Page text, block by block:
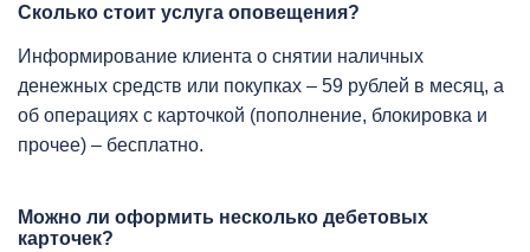
Сколько стоит услуга оповещения?
Информирование клиента о снятии наличных
денежных средств или покупках – 59 рублей в месяц, а
об операциях с карточкой (пополнение, блокировка и
прочее) – бесплатно.
Можно ли оформить несколько дебетовых
карточек?